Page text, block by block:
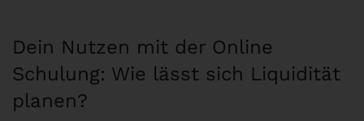
Dein Nutzen mit der Online
Schulung: Wie lässt sich Liquidität
planen?